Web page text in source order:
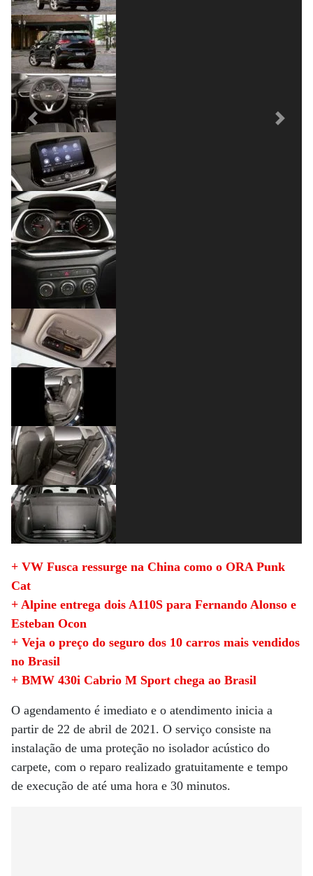
Previous Next
+ VW Fusca ressurge na China como o ORA Punk
Cat
+ Alpine entrega dois A110S para Fernando Alonso e
Esteban Ocon
+ Veja o preço do seguro dos 10 carros mais vendidos
no Brasil
+ BMW 430i Cabrio M Sport chega ao Brasil
O agendamento é imediato e o atendimento inicia a
partir de 22 de abril de 2021. O serviço consiste na
instalação de uma proteção no isolador acústico do
carpete, com o reparo realizado gratuitamente e tempo
de execução de até uma hora e 30 minutos.